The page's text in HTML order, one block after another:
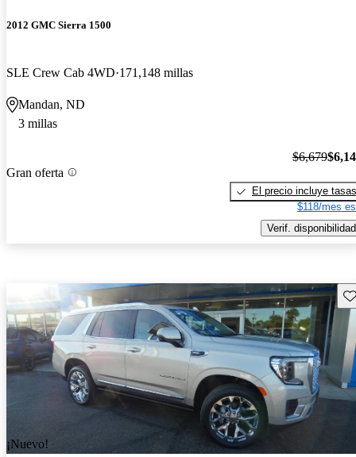
2012 GMC Sierra 1500
SLE Crew Cab 4WD 171,148 millas
Mandan, ND
3 millas
Gran oferta
$6,679
El precio incluye tasas
$118/mes
Verif. disponibilidad
¡Nuevo!